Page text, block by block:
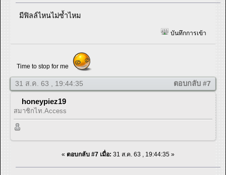
มีฟิลล์ไหนไม่ซ้ำไหม
บันทึกการเข้า
Time to stop for me
31 ส.ค. 63 , 19:44:35 ตอบกลับ #7
honeypiez19
สมาชิกไท.Access
« ตอบกลับ #7 เมื่อ: 31 ส.ค. 63 , 19:44:35 »